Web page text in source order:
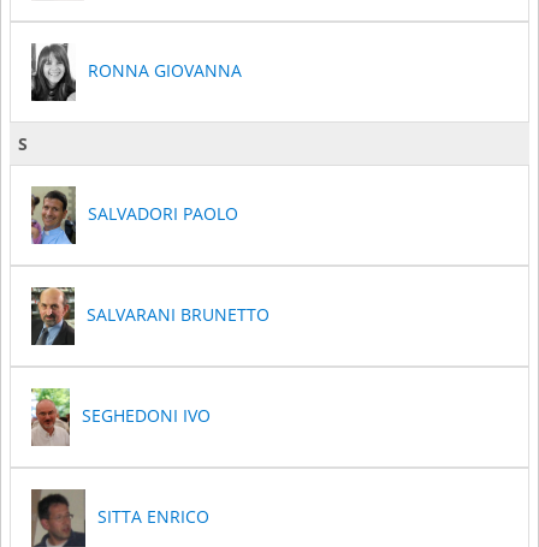
RONNA GIOVANNA
S
SALVADORI PAOLO
SALVARANI BRUNETTO
SEGHEDONI IVO
SITTA ENRICO